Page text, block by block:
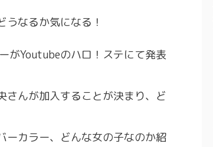
なるか気になる！
がYoutubeのハロ！ステにて発表
さんが加入することが決まり、ど
ーカラー、どんな女の子なのか紹